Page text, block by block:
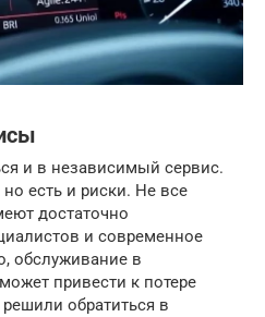
и в независимый сервис.
есть и риски. Не все
достаточно
и современное
обслуживание в
привести к потере
обратиться в